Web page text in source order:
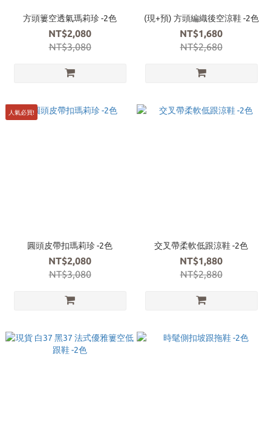
方頭簍空透氣瑪莉珍 -2色
NT$2,080
NT$3,080
(現+預) 方頭編織後空涼鞋 -2色
NT$1,680
NT$2,680
人氣必買!
圓頭皮帶扣瑪莉珍 -2色
NT$2,080
NT$3,080
交叉帶柔軟低跟涼鞋 -2色
NT$1,880
NT$2,880